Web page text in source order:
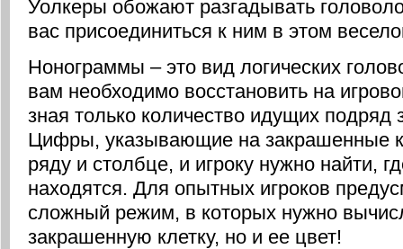
Уолкеры обожают разгадывать
вас присоединиться к ним в этом
Нонограммы – это вид логических
вам необходимо восстановить на
зная только количество идущих подряд
Цифры, указывающие на закрашенные
ряду и столбце, и игроку нужно найти,
находятся. Для опытных игроков
сложный режим, в которых нужно
закрашенную клетку, но и ее цвет!